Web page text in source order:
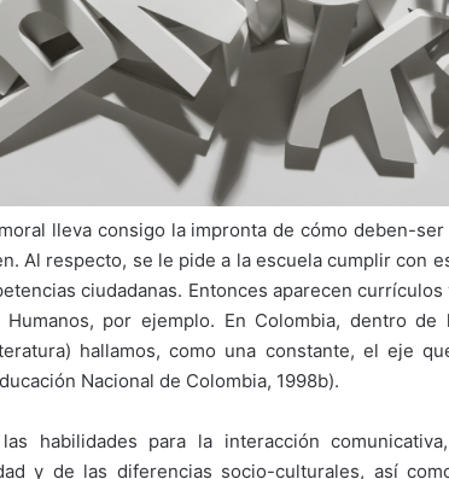
lleva consigo la impronta de cómo deben-
Al respecto, se le pide a la escuela cumplir con
ciudadanas. Entonces aparecen
Humanos, por ejemplo. En Colombia, dentro
hallamos, como una constante, el eje
Nacional de Colombia, 1998b).
habilidades para la interacción
y de las diferencias socio-culturales, así